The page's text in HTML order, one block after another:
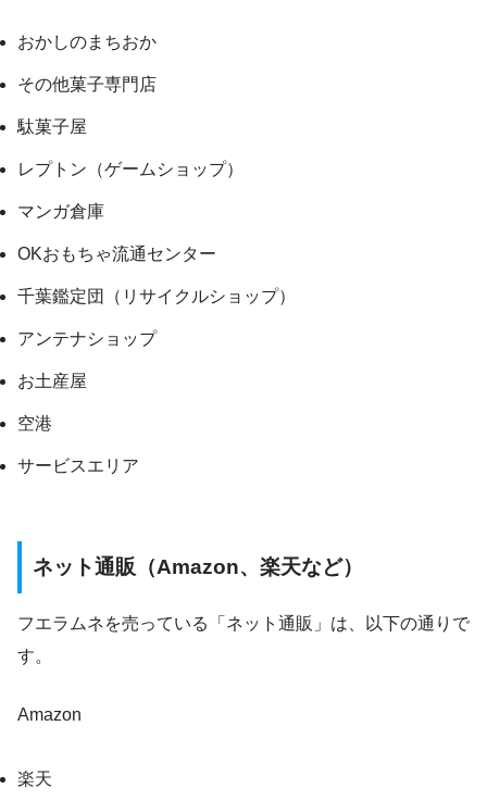
おかしのまちおか
その他菓子専門店
駄菓子屋
レプトン（ゲームショップ）
マンガ倉庫
OKおもちゃ流通センター
千葉鑑定団（リサイクルショップ）
アンテナショップ
お土産屋
空港
サービスエリア
ネット通販（Amazon、楽天など）
フエラムネを売っている「ネット通販」は、以下の通りで
す。
Amazon
楽天